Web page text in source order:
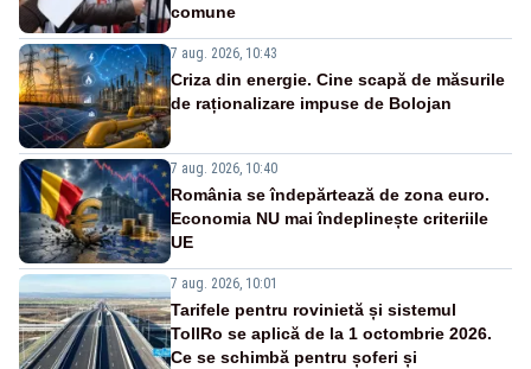
comune
7 aug. 2026, 10:43
Criza din energie. Cine scapă de măsurile
de raționalizare impuse de Bolojan
7 aug. 2026, 10:40
România se îndepărtează de zona euro.
Economia NU mai îndeplinește criteriile
UE
7 aug. 2026, 10:01
Tarifele pentru rovinietă și sistemul
TollRo se aplică de la 1 octombrie 2026.
Ce se schimbă pentru șoferi și